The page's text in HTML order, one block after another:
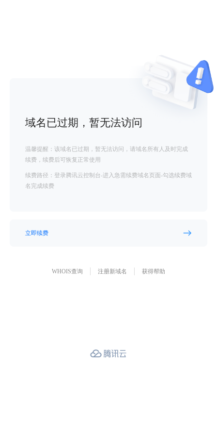
域名已过期，暂无法访问
温馨提醒：该域名已过期，暂无法访问，请域名所有人及时完成
续费，续费后可恢复正常使用
续费路径：登录腾讯云控制台-进入急需续费域名页面-勾选续费域
名完成续费
立即续费
WHOIS查询 注册新域名 获得帮助